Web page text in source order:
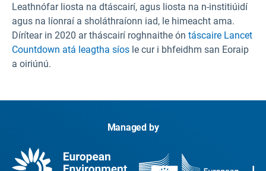
Leathnófar liosta na dtáscairí, agus liosta na n-institiúidí
agus na líonraí a sholáthraíonn iad, le himeacht ama.
Dírítear in 2020 ar tháscairí roghnaithe ón táscaire Lancet
Countdown atá leagtha síos le cur i bhfeidhm san Eoraip
a oiriúnú.
Managed by